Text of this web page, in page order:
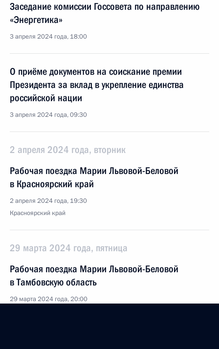
Заседание комиссии Госсовета по направлению
«Энергетика»
3 апреля 2024 года, 18:00
О приёме документов на соискание премии
Президента за вклад в укрепление единства
российской нации
3 апреля 2024 года, 09:30
2 апреля 2024 года, вторник
Рабочая поездка Марии Львовой-Беловой
в Красноярский край
2 апреля 2024 года, 19:30
Красноярский край
29 марта 2024 года, пятница
Рабочая поездка Марии Львовой-Беловой
в Тамбовскую область
29 марта 2024 года, 20:00